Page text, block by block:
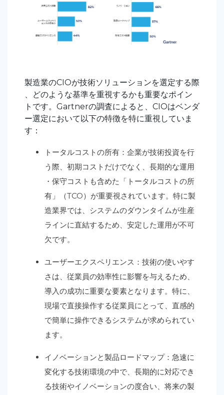
製造業のCIOが技術ソリューションを選定する際
、どのような基準を重視するかも重要なポイン
トです。Gartnerの調査によると、CIOはベンダ
ー選定において以下の特徴を特に重視していま
す：
トータルコストの所有：企業が技術投資を行
う際、初期コストだけでなく、長期的な運用
・保守コストも含めた「トータルコストの所
有 」（TCO）が重要視されています。特に製
造業界では、システムのダウンタイムが生産
ラインに直結するため、安定した運用が不可
欠です。
ユーザーエクスペリエンス：技術の使いやす
さは、従業員の効率性に影響を与えるため、
導入の成功に重要な要素となります。特に、
現場で直接操作する従業員にとって、直感的
で簡単に操作できるシステムが求められてい
ます。
イノベーションと製品ロードマップ：急速に
変化する技術環境の中で、長期的に対応でき
る技術やイノベーションの度合い、将来の製